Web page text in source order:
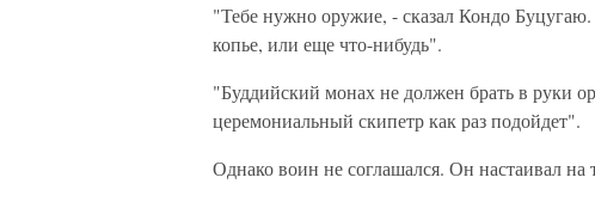
"Тебе нужно оружие, - сказал Кондо
копье, или еще что-нибудь".
"Буддийский монах не должен брать в руки
церемониальный скипетр как раз подойдет".
Однако воин не соглашался. Он настаивал